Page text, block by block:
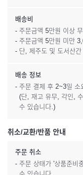
배송비
- 주문금액 5만원 이상
- 주문금액 5만원 미만
- 단, 제주도 및 도서산
배송 정보
- 주문 결제 후 2~3일 소
(단, 재고 유무, 각인,
수 있습니다.)
취소/교환/반품 안내
주문 취소
- 주문 상태가 '상품준비